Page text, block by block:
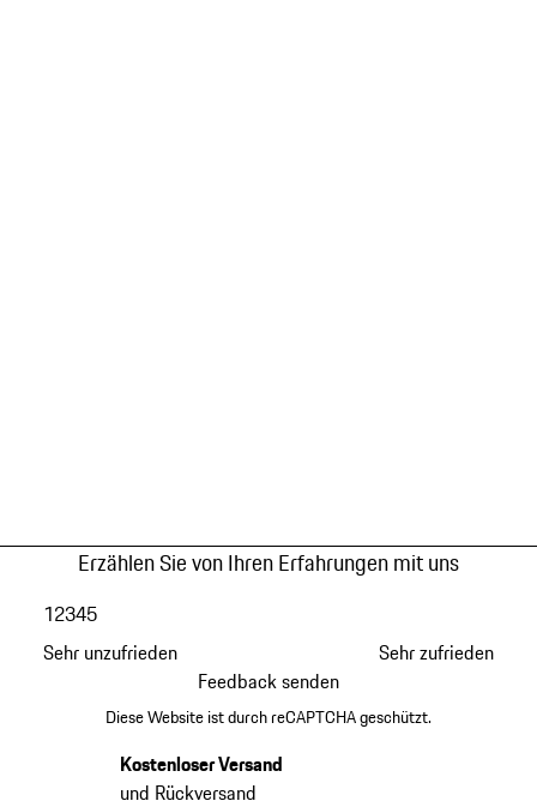
Erzählen Sie von Ihren Erfahrungen mit uns
Sehr unzufrieden
12345
Sehr zufrieden
Feedback senden
Diese Website ist durch reCAPTCHA geschützt.
Kostenloser Versand
und Rückversand